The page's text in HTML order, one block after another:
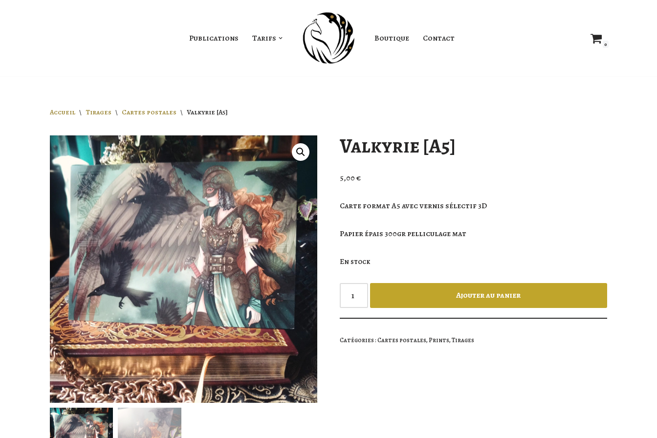
Publications Tarifs Boutique Contact
0
Accueil \ Tirages \ Cartes postales \ Valkyrie [A5]
Valkyrie [A5]
5,00€
Carte format A5 avec vernis sélectif 3D
Papier épais 300gr pelliculage mat
En stock
Ajouter au panier
Catégories :Cartes postales,Prints,Tirages